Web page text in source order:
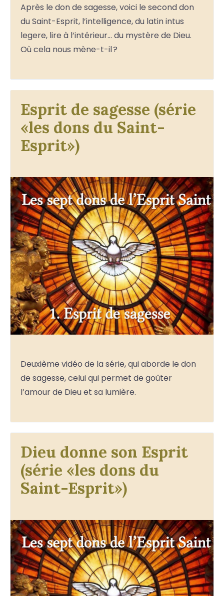
Après le don de sagesse, voici le second don
du Saint-Esprit, l’intelligence, du latin intus
legere, lire à l’intérieur… du mystère de Dieu.
Où cela nous mène-t-il ?
Esprit de sagesse (série
«les dons du Saint-
Esprit»)
Deuxième vidéo de la série, qui aborde le don
de sagesse, celui qui permet de goûter
l’amour de Dieu et sa lumière.
Dieu donne son Esprit
(série «les dons du
Saint-Esprit»)